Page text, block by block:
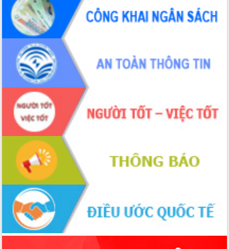
Đắk Lắk”
Tăng cường giám sát, đôn đốc thực
hiện nhiệm vụ quản lý tài sản công
hàng tuần
Tháo gỡ những vướng mắc, đẩy mạnh
công tác cải cách thủ tục hành chính
tại Trung tâm Phục vụ hành chính
công tỉnh
Đắk Lắk: Tôn vinh 46 giải pháp tại Hội
thi Sáng tạo Kỹ thuật 2024 - 2025
Đắk Lắk rà soát, điều chỉnh Đề án 190
về phát triển nuôi trồng thủy sản
Phó Chủ tịch UBND tỉnh Đắk Lắk
Trương Công Thái kiểm tra thực địa
Dự án cao tốc Khánh Hòa - Buôn Ma
Thuột
Định vị cà phê Việt Nam như một “di
sản sống” trong dòng chảy toàn cầu
Xây dựng nông thôn mới: Nâng cao đời
sống người dân từ những mô hình thiết
thực
Quyết liệt tháo gỡ vướng mắc, đẩy